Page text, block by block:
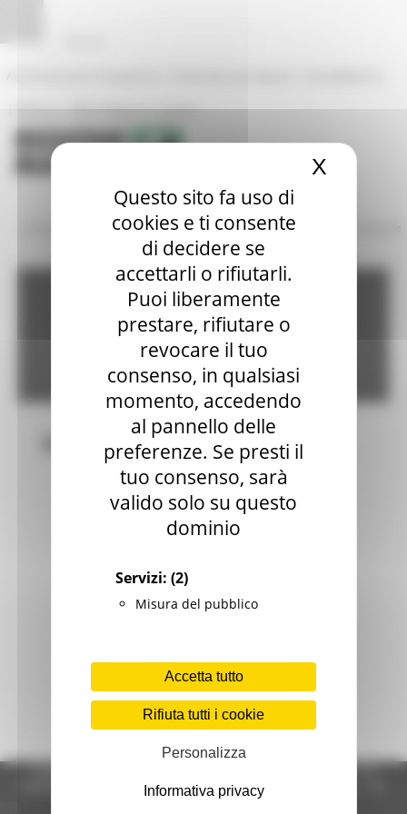
Questo sito fa uso di
cookies e ti consente
di decidere se
accettarli o rifiutarli.
Puoi liberamente
prestare, rifiutare o
revocare il tuo
consenso, in qualsiasi
momento, accedendo
al pannello delle
preferenze. Se presti il
tuo consenso, sarà
valido solo su questo
dominio
Servizi: (2)
Misura del pubblico
Accetta tutto
Rifiuta tutti i cookie
Personalizza
Informativa privacy
X
Rubrica|URP: la Regione risponde
Amministrazione Trasparente/ Bandi di gara e contratti
Amministrazione
trasparente
Regione Marche Giunta Regionale (CF 80008630420 P.IVA
00481070423) via Gentile da Fabriano, 9 - 60125 Ancona - tel.
071.8061